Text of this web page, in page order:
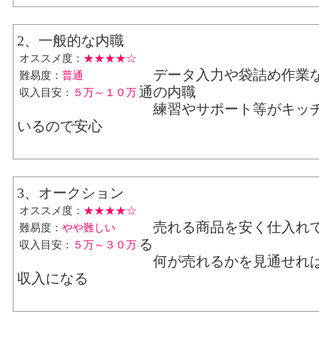
2、一般的な内職
オススメ度： ★★★★☆
難易度： 普通
収入目安：
５万～１０万
データ入力や袋詰め作業
通の内職
練習やサポート等がキッ
いるので安心
3、オークション
オススメ度： ★★★★☆
難易度： やや難しい
収入目安：
５万～３０万
売れる商品を安く仕入れ
る
何が売れるかを見通せれ
収入になる